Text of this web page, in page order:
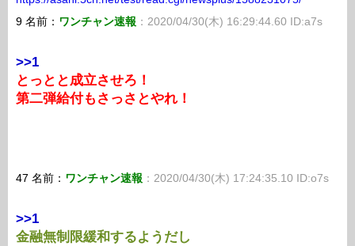
9 名前： ワンチャン速報 ：2020/04/30(木) 16:29:44.60 ID:a7s
>>1
とっとと成立させろ！
第二弾給付もさっさとやれ！
47 名前： ワンチャン速報 ：2020/04/30(木) 17:24:35.10 ID:o7s
>>1
金融無制限緩和するようだし